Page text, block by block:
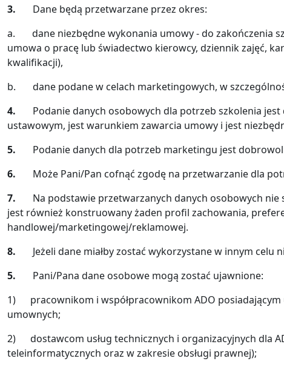
3. Dane będą przetwarzane przez okres:
a. dane niezbędne wykonania umowy - do zakończenia
umowa o pracę lub świadectwo kierowcy, dziennik zajęć,
kwalifikacji),
b. dane podane w celach marketingowych, w
4. Podanie danych osobowych dla potrzeb szkolenia
ustawowym, jest warunkiem zawarcia umowy i jest
5. Podanie danych dla potrzeb marketingu jest
6. Może Pani/Pan cofnąć zgodę na przetwarzanie dla
7. Na podstawie przetwarzanych danych osobowych
jest również konstruowany żaden profil zachowania,
handlowej/marketingowej/reklamowej.
8. Jeżeli dane miałby zostać wykorzystane w innym
5. Pani/Pana dane osobowe mogą zostać ujawnione:
1) pracownikom i współpracownikom ADO posiadającym
umownych;
2) dostawcom usług technicznych i organizacyjnych dla
teleinformatycznych oraz w zakresie obsługi prawnej);